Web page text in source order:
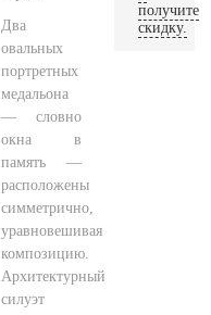
Два
овальных
портретных
медальона
— словно
окна в
память —
расположены
симметрично,
уравновешивая
композицию.
Архитектурный
силуэт
получите
скидку.